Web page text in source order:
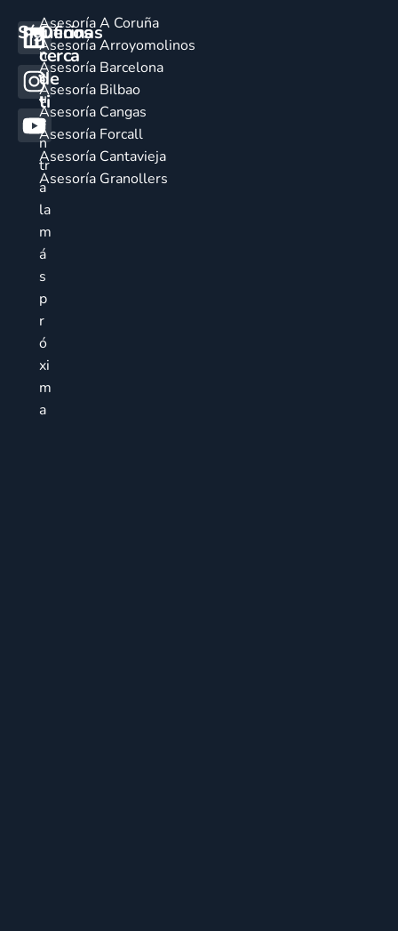
Síguenos
Oficinas
cerca
de
ti
E
n
c
u
e
n
tr
a
la
m
á
s
p
r
ó
xi
m
a
Asesoría A Coruña
Asesoría Arroyomolinos
Asesoría Barcelona
Asesoría Bilbao
Asesoría Cangas
Asesoría Forcall
Asesoría Cantavieja
Asesoría Granollers